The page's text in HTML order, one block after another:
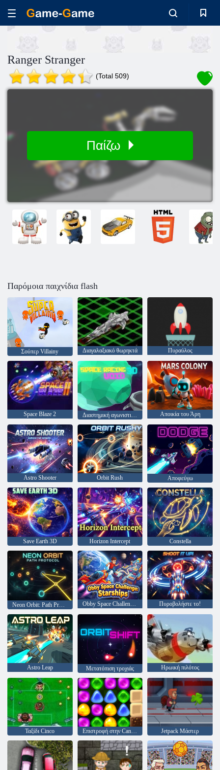
Ranger Stranger
(Total 509)
Παίζω
Παρόμοια παιχνίδια flash
Σούπερ Villainy Διαγαλαξιακό θωρηκτά Πυραύλος
Space Blaze 2 Αποικία του Άρη
Astro Shooter Orbit Rush Αποφεύγω
Save Earth 3D Horizon Intercept Constella
Obby Space Challenge: Starships Πυροβολήστε το!
Astro Leap Μετατόπιση τροχιάς Ηρωική πιλότος
Ταξίδι Cinco Επιστροφή στην Candyland 4: Lollipop Κήπος Jetpack Μάστερ